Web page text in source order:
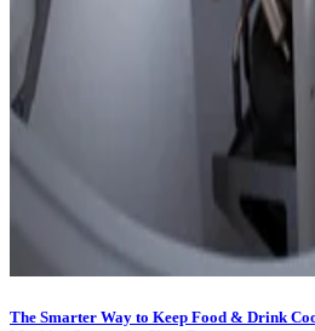
The Smarter Way to Keep Food & Drink